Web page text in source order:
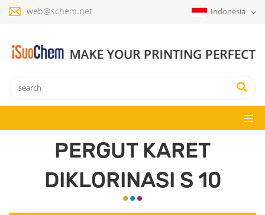
web@schem.net Indonesia
PERGUT KARET
DIKLORINASI S 10